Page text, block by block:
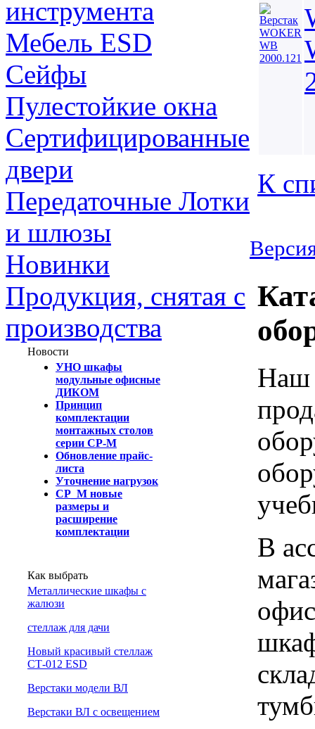
инструмента
Мебель ESD
Сейфы
Пулестойкие окна
Сертифицированные
двери
Передаточные Лотки
и шлюзы
Новинки
Продукция, снятая с
производства
Новости
УНО шкафы
модульные офисные
ДИКОМ
Принцип
комплектации
монтажных столов
серии СР-М
Обновление прайс-
листа
Уточнение нагрузок
СР_М новые
размеры и
расширение
комплектации
Как выбрать
Металлические шкафы с
жалюзи
cтеллаж для дачи
Новый красивый стеллаж
СТ-012 ESD
Верстаки модели ВЛ
Верстаки ВЛ с освещением
К
Наш
В